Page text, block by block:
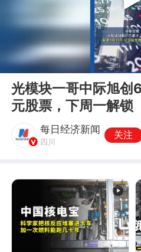
00:00
光模块一哥中际旭创
元股票，下周一解锁
每日经济新闻
四川
关注